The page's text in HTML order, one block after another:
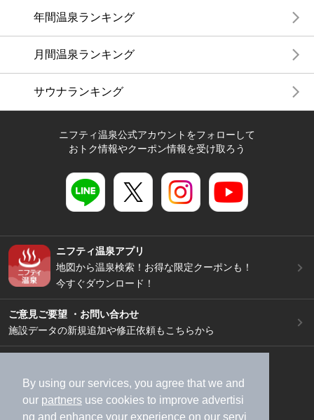
By using our services, you agree that we and
our partners use cookies to improve advertisi
ng and enhance your experience on our servi
年間温泉ランキング
月間温泉ランキング
サウナランキング
ニフティ温泉公式アカウントをフォローして
おトク情報やクーポン情報を受け取ろう
ニフティ温泉アプリ
地図から温泉検索！お得な限定クーポンも！
今すぐダウンロード！
ご意見ご要望 ・お問い合わせ
施設データの新規追加や修正依頼もこちらから
加盟店募集（資料請求）
広告出稿のご案内
利用規約
ライフスタイルMEMBERS+規約